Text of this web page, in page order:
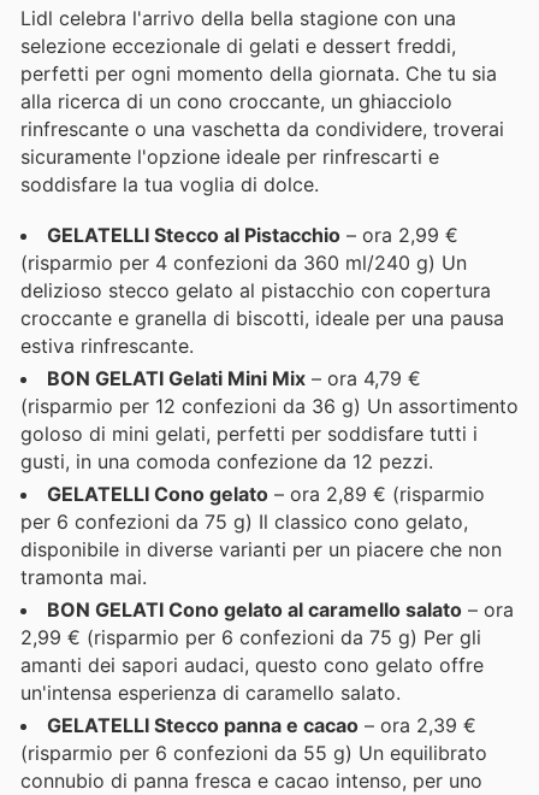
Lidl celebra l'arrivo della bella stagione con una
selezione eccezionale di gelati e dessert freddi,
perfetti per ogni momento della giornata. Che tu sia
alla ricerca di un cono croccante, un ghiacciolo
rinfrescante o una vaschetta da condividere, troverai
sicuramente l'opzione ideale per rinfrescarti e
soddisfare la tua voglia di dolce.
GELATELLI Stecco al Pistacchio – ora 2,99 €
(risparmio per 4 confezioni da 360 ml/240 g) Un
delizioso stecco gelato al pistacchio con copertura
croccante e granella di biscotti, ideale per una pausa
estiva rinfrescante.
BON GELATI Gelati Mini Mix – ora 4,79 €
(risparmio per 12 confezioni da 36 g) Un assortimento
goloso di mini gelati, perfetti per soddisfare tutti i
gusti, in una comoda confezione da 12 pezzi.
GELATELLI Cono gelato – ora 2,89 € (risparmio
per 6 confezioni da 75 g) Il classico cono gelato,
disponibile in diverse varianti per un piacere che non
tramonta mai.
BON GELATI Cono gelato al caramello salato – ora
2,99 € (risparmio per 6 confezioni da 75 g) Per gli
amanti dei sapori audaci, questo cono gelato offre
un'intensa esperienza di caramello salato.
GELATELLI Stecco panna e cacao – ora 2,39 €
(risparmio per 6 confezioni da 55 g) Un equilibrato
connubio di panna fresca e cacao intenso, per uno